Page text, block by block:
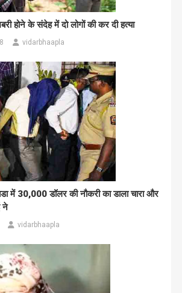
होने के संदेह में दो लोगों की कर दी हत्या
vidarbhaapla
में 30,000 डॉलर की नौकरी का डाला चारा और
ने
vidarbhaapla